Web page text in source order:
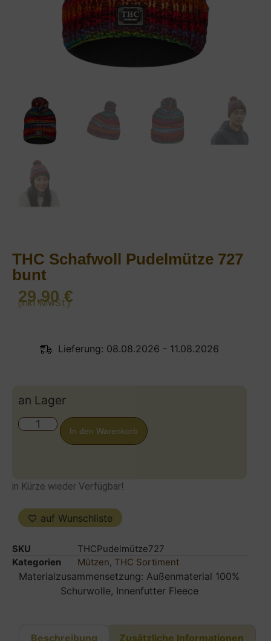
THC Schafwoll Pudelmütze 727
bunt
29,90€
(inkl. MwSt.)
Lieferung: 08.08.2026 - 11.08.2026
an Lager
In den Warenkorb
in Kürze wieder Verfügbar!
auf Wunschliste
SKU
THCPudelmütze727
Kategorien
Mützen, THC Sortiment
Materialzusammensetzung: Außenmaterial 100%
Schurwolle, Innenfutter Fleece
Beschreibung Zusätzliche Informationen